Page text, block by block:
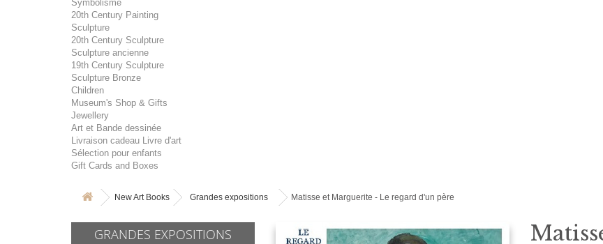
Symbolisme
20th Century Painting
Sculpture
20th Century Sculpture
Sculpture ancienne
19th Century Sculpture
Sculpture Bronze
Children
Museum's Shop & Gifts
Jewellery
Art et Bande dessinée
Livraison cadeau Livre d'art
Sélection pour enfants
Gift Cards and Boxes
New Art Books Grandes expositions Matisse et Marguerite - Le regard d'un père
GRANDES EXPOSITIONS